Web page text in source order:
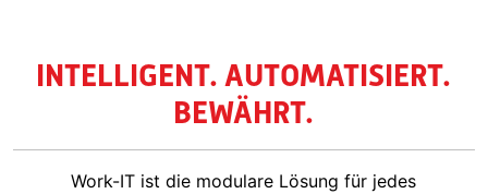
INTELLIGENT. AUTOMATISIERT.
BEWÄHRT.
Work-IT ist die modulare Lösung für jedes